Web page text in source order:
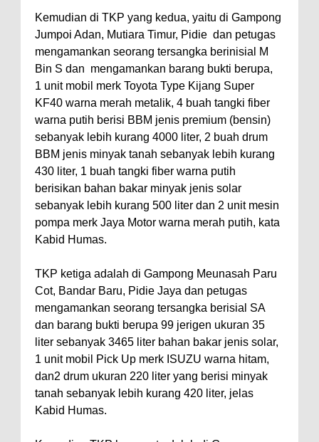
Kemudian di TKP yang kedua, yaitu di Gampong
Jumpoi Adan, Mutiara Timur, Pidie dan petugas
mengamankan seorang tersangka berinisial M
Bin S dan mengamankan barang bukti berupa,
1 unit mobil merk Toyota Type Kijang Super
KF40 warna merah metalik, 4 buah tangki fiber
warna putih berisi BBM jenis premium (bensin)
sebanyak lebih kurang 4000 liter, 2 buah drum
BBM jenis minyak tanah sebanyak lebih kurang
430 liter, 1 buah tangki fiber warna putih
berisikan bahan bakar minyak jenis solar
sebanyak lebih kurang 500 liter dan 2 unit mesin
pompa merk Jaya Motor warna merah putih, kata
Kabid Humas.
TKP ketiga adalah di Gampong Meunasah Paru
Cot, Bandar Baru, Pidie Jaya dan petugas
mengamankan seorang tersangka berisial SA
dan barang bukti berupa 99 jerigen ukuran 35
liter sebanyak 3465 liter bahan bakar jenis solar,
1 unit mobil Pick Up merk ISUZU warna hitam,
dan2 drum ukuran 220 liter yang berisi minyak
tanah sebanyak lebih kurang 420 liter, jelas
Kabid Humas.